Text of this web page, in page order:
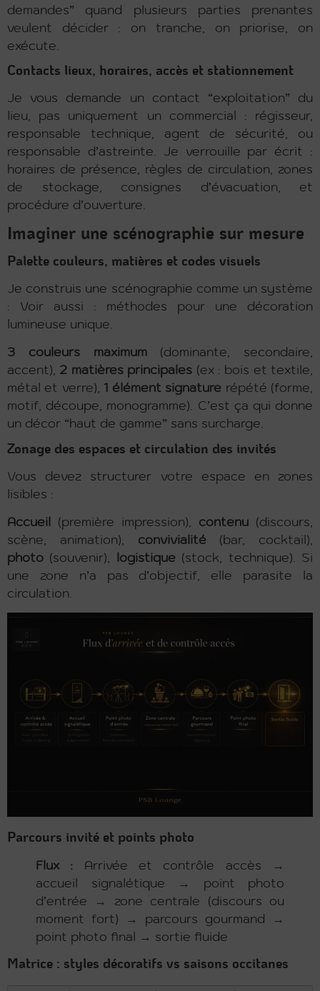
demandes” quand plusieurs parties prenantes
veulent décider : on tranche, on priorise, on
exécute.
Contacts lieux, horaires, accès et stationnement
Je vous demande un contact “exploitation” du
lieu, pas uniquement un commercial : régisseur,
responsable technique, agent de sécurité, ou
responsable d’astreinte. Je verrouille par écrit :
horaires de présence, règles de circulation, zones
de stockage, consignes d’évacuation, et
procédure d’ouverture.
Imaginer une scénographie sur mesure
Palette couleurs, matières et codes visuels
Je construis une scénographie comme un système
: Voir aussi : méthodes pour une décoration
lumineuse unique.
3 couleurs maximum(dominante, secondaire,
accent), 2 matières principales (ex : bois et textile,
métal et verre), 1 élément signature répété (forme,
motif, découpe, monogramme). C’est ça qui donne
un décor “haut de gamme” sans surcharge.
Zonage des espaces et circulation des invités
Vous devez structurer votre espace en zones
lisibles :
Accueil (première impression), contenu (discours,
scène, animation), convivialité(bar, cocktail),
photo (souvenir), logistique(stock, technique). Si
une zone n’a pas d’objectif, elle parasite la
circulation.
Parcours invité et points photo
Flux : Arrivée et contrôle accès →
accueil signalétique → point photo
d’entrée → zone centrale (discours ou
moment fort) → parcours gourmand →
point photo final → sortie fluide
Matrice : styles décoratifs vs saisons occitanes